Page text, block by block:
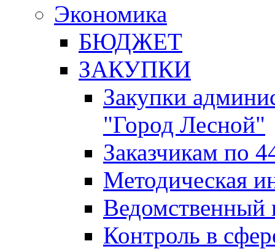
Экономика
БЮДЖЕТ
ЗАКУПКИ
Закупки
"Город Лесной"
Заказчикам по
Методическая
Ведомственный
Контроль в